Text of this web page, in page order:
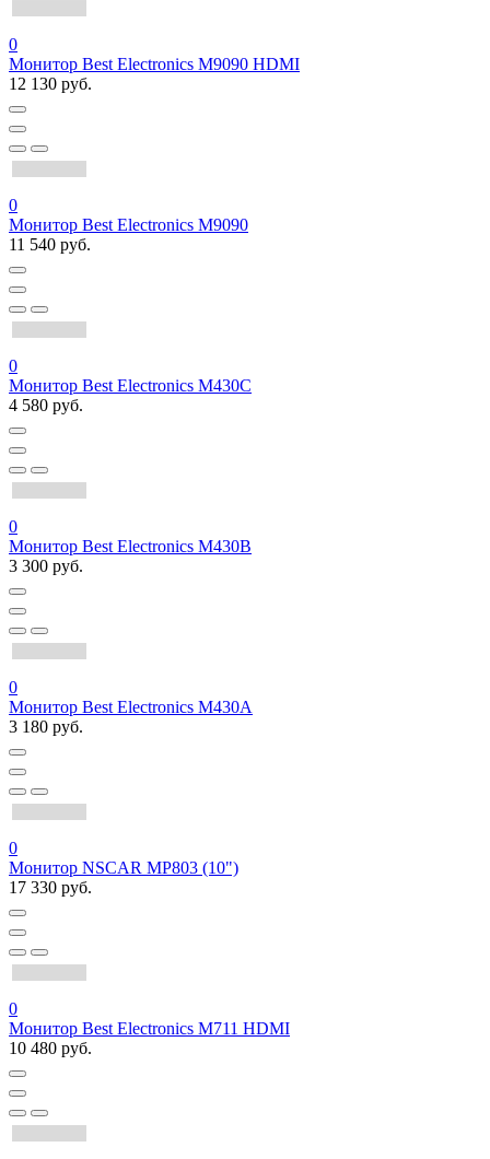
0
Монитор Best Electronics M9090 HDMI
12 130 руб.
0
Монитор Best Electronics M9090
11 540 руб.
0
Монитор Best Electronics M430C
4 580 руб.
0
Монитор Best Electronics M430В
3 300 руб.
0
Монитор Best Electronics M430A
3 180 руб.
0
Монитор NSCAR MP803 (10")
17 330 руб.
0
Монитор Best Electronics М711 HDMI
10 480 руб.